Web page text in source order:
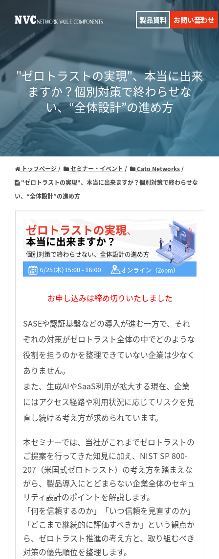
製品資料 お問い合わせ
"ゼロトラストの実現"、本当に出来
ますか？個別対策で終わらせな
い、“全体設計”の進め方
トップページ セミナー・イベント
Cato Networks
"ゼロトラストの実現"、本当に出来ますか？個別対策で終わらせな
い、“全体設計”の進め方
お申し込みは締め切りいたしました
SASEや認証基盤などの導入が進む一方で、それ
ぞれの対策がゼロトラスト全体の中でどのような
役割を担うのかを整理できていない企業は少なく
ありません。
また、生成AIやSaaS利用が拡大する現在、企業
にはアクセス経路や利用状況に応じてリスクを見
直し続ける考え方が求められています。
本セミナーでは、当社がこれまでゼロトラストの
ご提案を行ってきた知見に加え、NIST SP 800-
207（米国式ゼロトラスト）の考え方を踏まえな
がら、製品導入にとどまらない企業全体のセキュ
リティ設計のポイントを解説します。
「何を信頼するのか」「いつ信頼を見直すのか」
「どこまで継続的に評価すべきか」という観点か
ら、ゼロトラスト推進の考え方と、取り組むべき
対策の優先順位を整理します。